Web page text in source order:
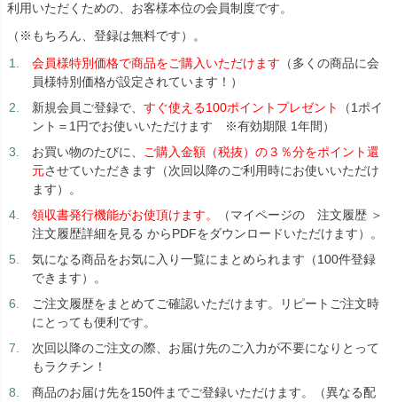
利用いただくための、お客様本位の会員制度です。
（※もちろん、登録は無料です）。
会員様特別価格で商品をご購入いただけます （多くの商品に会
員様特別価格が設定されています！）
新規会員ご登録で、 すぐ使える100ポイントプレゼント
（1ポイ
ント＝1円でお使いいただけます ※有効期限 1年間）
お買い物のたびに、 ご購入金額（税抜）の３％分をポイント還
元させていただきます（次回以降のご利用時にお使いいただけ
ます）。
領収書発行機能がお使頂けます。
（マイページの 注文履歴 ＞
注文履歴詳細を見る からPDFをダウンロードいただけます）。
気になる商品をお気に入り一覧にまとめられます（100件登録
できます）。
ご注文履歴をまとめてご確認いただけます。リピートご注文時
にとっても便利です。
次回以降のご注文の際、お届け先のご入力が不要になりとって
もラクチン！
商品のお届け先を150件までご登録いただけます。（異なる配